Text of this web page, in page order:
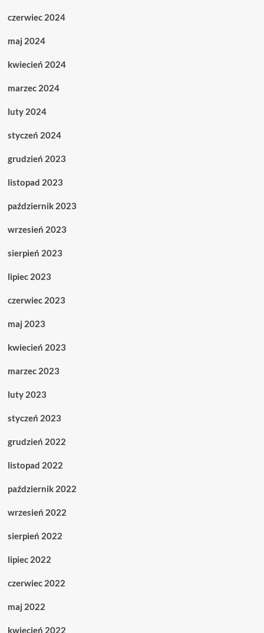
czerwiec 2024
maj 2024
kwiecień 2024
marzec 2024
luty 2024
styczeń 2024
grudzień 2023
listopad 2023
październik 2023
wrzesień 2023
sierpień 2023
lipiec 2023
czerwiec 2023
maj 2023
kwiecień 2023
marzec 2023
luty 2023
styczeń 2023
grudzień 2022
listopad 2022
październik 2022
wrzesień 2022
sierpień 2022
lipiec 2022
czerwiec 2022
maj 2022
kwiecień 2022